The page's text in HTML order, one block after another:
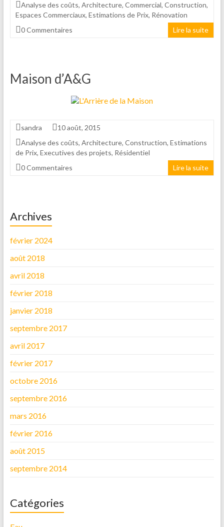
Analyse des coûts, Architecture, Commercial, Construction,
Espaces Commerciaux, Estimations de Prix, Rénovation
0 Commentaires
Lire la suite
Maison d’A&G
sandra
10 août, 2015
Analyse des coûts, Architecture, Construction, Estimations
de Prix, Executives des projets, Résidentiel
0 Commentaires
Lire la suite
Archives
février 2024
août 2018
avril 2018
février 2018
janvier 2018
septembre 2017
avril 2017
février 2017
octobre 2016
septembre 2016
mars 2016
février 2016
août 2015
septembre 2014
Catégories